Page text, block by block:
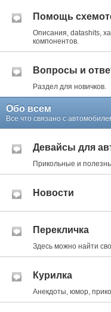
Помощь
Описания, datashits,
компонентов.
Вопросы и
Раздел для новичков.
Обо всем
Все что связано с
Девайсы для
Прикольные и
Новости
Перекличка
Здесь можно найти
Курилка
Анекдоты, юмор,